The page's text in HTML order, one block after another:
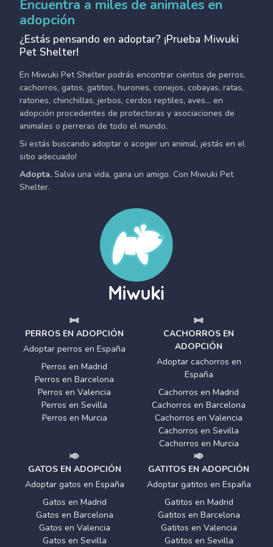
Encuentra a miles de animales en
adopción
¿Estás pensando en adoptar? ¡Prueba Miwuki
Pet Shelter!
En Miwuki Pet Shelter podrás encontrar cientos de perros,
cachorros, gatos, gatitos, hurones, conejos, cobayas, ratas,
ratones, chinchillas, jerbos, cerdos reptiles, aves... en
adopción procedentes de protectoras y asociaciones de
animales o perreras de todo el mundo.
Si estás buscando adoptar o acoger un animal, ¡estás en el
sitio adecuado!
Adopta. Salva una vida, gana un amigo. Con Miwuki Pet
Shelter.
PERROS EN ADOPCIÓN
Adoptar perros en España
Perros en Madrid
Perros en Barcelona
Perros en Valencia
Perros en Sevilla
Perros en Murcia
CACHORROS EN
ADOPCIÓN
Adoptar cachorros en
España
Cachorros en Madrid
Cachorros en Barcelona
Cachorros en Valencia
Cachorros en Sevilla
Cachorros en Murcia
GATOS EN ADOPCIÓN
Adoptar gatos en España
Gatos en Madrid
Gatos en Barcelona
Gatos en Valencia
Gatos en Sevilla
GATITOS EN ADOPCIÓN
Adoptar gatitos en España
Gatitos en Madrid
Gatitos en Barcelona
Gatitos en Valencia
Gatitos en Sevilla